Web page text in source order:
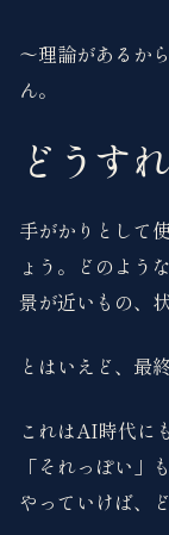
〜理論があるか
ん。
どうす
手がかりとして
ょう。どのよう
景が近いもの、
とはいえど、最
これはAI時代に
「それっぽい」
やっていけば、